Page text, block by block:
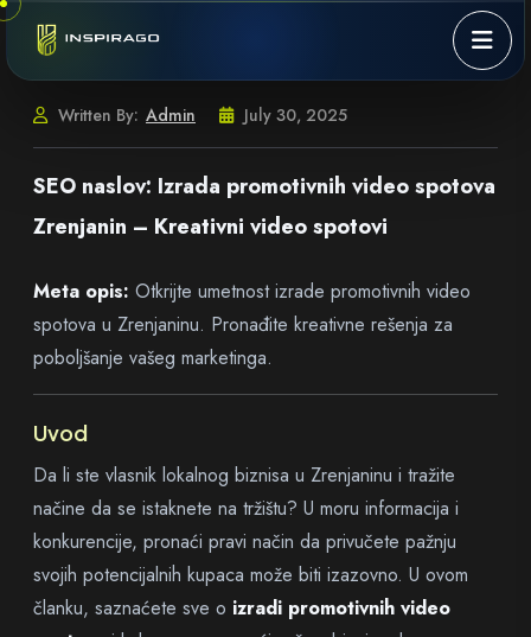
Skip to content
Written By: Admin July 30, 2025
SEO naslov: Izrada promotivnih video spotova
Zrenjanin – Kreativni video spotovi
Meta opis: Otkrijte umetnost izrade promotivnih video
spotova u Zrenjaninu. Pronađite kreativne rešenja za
poboljšanje vašeg marketinga.
Uvod
Da li ste vlasnik lokalnog biznisa u Zrenjaninu i tražite
načine da se istaknete na tržištu? U moru informacija i
konkurencije, pronaći pravi način da privučete pažnju
svojih potencijalnih kupaca može biti izazovno. U ovom
članku, saznaćete sve o izradi promotivnih video